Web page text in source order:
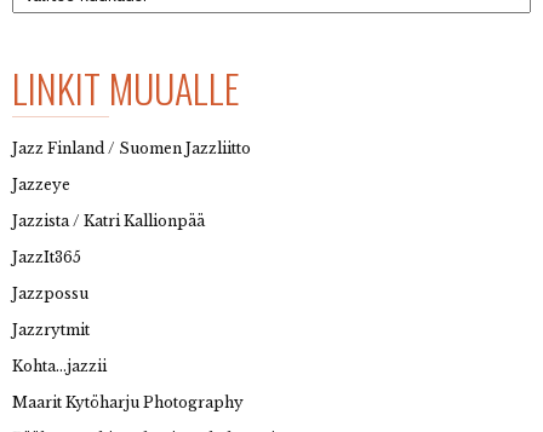
LINKIT MUUALLE
Jazz Finland / Suomen Jazzliitto
Jazzeye
Jazzista / Katri Kallionpää
JazzIt365
Jazzpossu
Jazzrytmit
Kohta…jazzii
Maarit Kytöharju Photography